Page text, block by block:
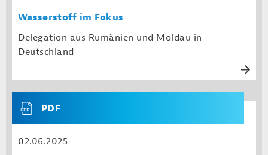
Wasserstoff im Fokus
Delegation aus Rumänien und Moldau in
Deutschland
PDF
02.06.2025